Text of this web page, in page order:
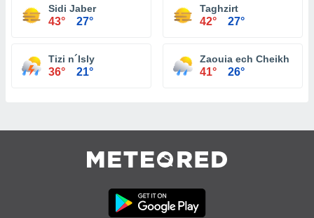
Sidi Jaber
43° 27°
Taghzirt
42° 27°
Tizi n´Isly
36° 21°
Zaouia ech Cheikh
41° 26°